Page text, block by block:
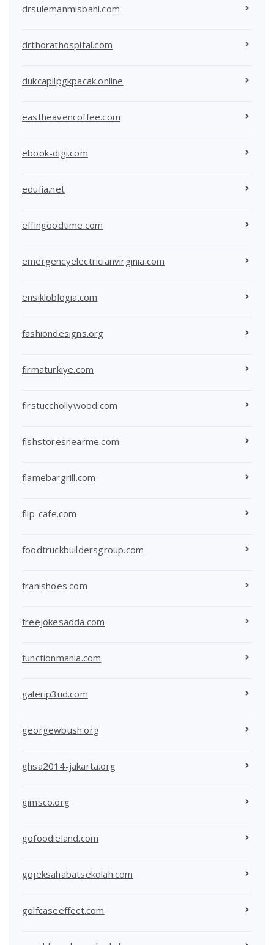
drsulemanmisbahi.com
drthorathospital.com
dukcapilpgkpacak.online
eastheavencoffee.com
ebook-digi.com
edufia.net
effingoodtime.com
emergencyelectricianvirginia.com
ensikloblogia.com
fashiondesigns.org
firmaturkiye.com
firstucchollywood.com
fishstoresnearme.com
flamebargrill.com
flip-cafe.com
foodtruckbuildersgroup.com
franishoes.com
freejokesadda.com
functionmania.com
galerip3ud.com
georgewbush.org
ghsa2014-jakarta.org
gimsco.org
gofoodieland.com
gojeksahabatsekolah.com
golfcaseeffect.com